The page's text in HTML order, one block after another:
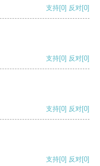
支持[0] 反对[0]
支持[0] 反对[0]
支持[0] 反对[0]
支持[0] 反对[0]